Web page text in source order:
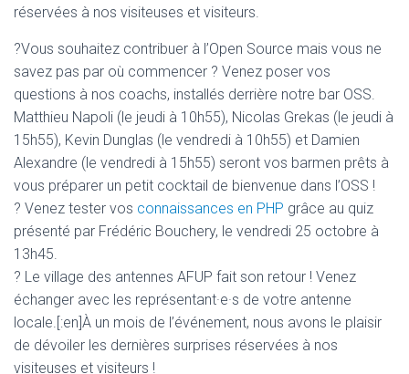
réservées à nos visiteuses et visiteurs.
?Vous souhaitez contribuer à l’Open Source mais vous ne
savez pas par où commencer ? Venez poser vos
questions à nos coachs, installés derrière notre bar OSS.
Matthieu Napoli (le jeudi à 10h55), Nicolas Grekas (le jeudi à
15h55), Kevin Dunglas (le vendredi à 10h55) et Damien
Alexandre (le vendredi à 15h55) seront vos barmen prêts à
vous préparer un petit cocktail de bienvenue dans l’OSS !
? Venez tester vos connaissances en PHP grâce au quiz
présenté par Frédéric Bouchery, le vendredi 25 octobre à
13h45.
? Le village des antennes AFUP fait son retour ! Venez
échanger avec les représentant·e·s de votre antenne
locale.[:en]À un mois de l’événement, nous avons le plaisir
de dévoiler les dernières surprises réservées à nos
visiteuses et visiteurs !